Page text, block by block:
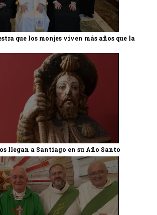
que los monjes viven más años que la
llegan a Santiago en su Año Santo